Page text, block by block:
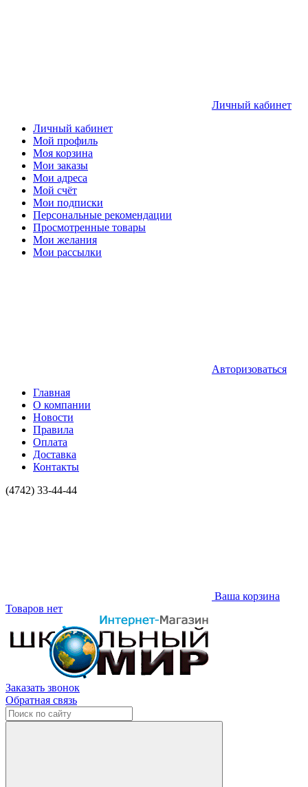
Личный кабинет
Личный кабинет
Мой профиль
Моя корзина
Мои заказы
Мои адреса
Мой счёт
Мои подписки
Персональные рекомендации
Просмотренные товары
Мои желания
Мои рассылки
Авторизоваться
Главная
О компании
Новости
Правила
Оплата
Доставка
Контакты
(4742) 33-44-44
Ваша корзина
Товаров нет
Заказать звонок
Обратная связь